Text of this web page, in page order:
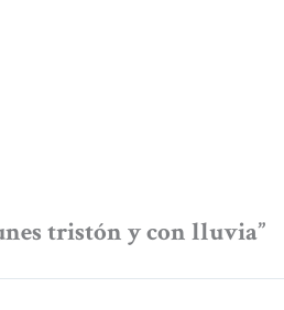
tristón y con lluvia”